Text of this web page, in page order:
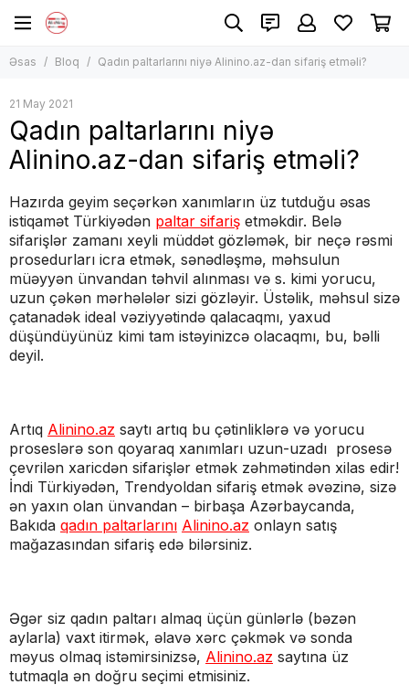
Əsas Bloq Qadın paltarlarını niyə Alinino.az-dan sifariş etməli?
21 May 2021
Qadın paltarlarını niyə
Alinino.az-dan sifariş etməli?
Hazırda geyim seçərkən xanımların üz tutduğu əsas
istiqamət Türkiyədən paltar sifariş etməkdir. Belə
sifarişlər zamanı xeyli müddət gözləmək, bir neçə rəsmi
prosedurları icra etmək, sənədləşmə, məhsulun
müəyyən ünvandan təhvil alınması və s. kimi yorucu,
uzun çəkən mərhələlər sizi gözləyir. Üstəlik, məhsul sizə
çatanadək ideal vəziyyətində qalacaqmı, yaxud
düşündüyünüz kimi tam istəyinizcə olacaqmı, bu, bəlli
deyil.
Artıq Alinino.az saytı artıq bu çətinliklərə və yorucu
proseslərə son qoyaraq xanımları uzun-uzadı prosesə
çevrilən xaricdən sifarişlər etmək zəhmətindən xilas edir!
İndi Türkiyədən, Trendyoldan sifariş etmək əvəzinə, sizə
ən yaxın olan ünvandan – birbaşa Azərbaycanda,
Bakıda qadın paltarlarını Alinino.az onlayn satış
mağazasından sifariş edə bilərsiniz.
Əgər siz qadın paltarı almaq üçün günlərlə (bəzən
aylarla) vaxt itirmək, əlavə xərc çəkmək və sonda
məyus olmaq istəmirsinizsə, Alinino.az saytına üz
tutmaqla ən doğru seçimi etmisiniz.